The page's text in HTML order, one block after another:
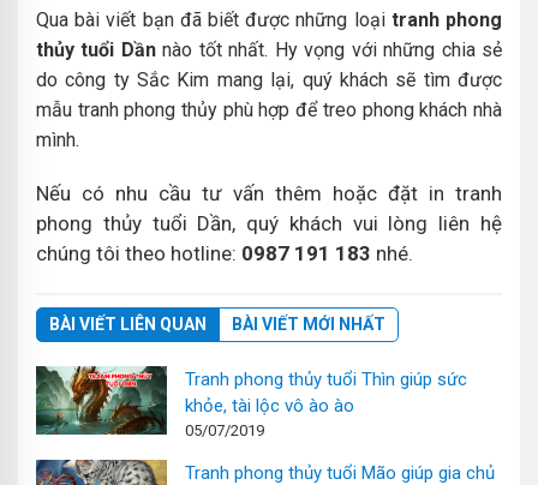
Qua bài viết bạn đã biết được những loại tranh phong
thủy tuổi Dầnnào tốt nhất. Hy vọng với những chia sẻ
do công ty Sắc Kim mang lại, quý khách sẽ tìm được
mẫu tranh phong thủy phù hợp để treo phong khách nhà
mình.
Nếu có nhu cầu tư vấn thêm hoặc đặt in tranh
phong thủy tuổi Dần, quý khách vui lòng liên hệ
chúng tôi theo hotline: 0987 191 183 nhé.
BÀI VIẾT LIÊN QUAN BÀI VIẾT MỚI NHẤT
Tranh phong thủy tuổi Thìn giúp sức
khỏe, tài lộc vô ào ào
05/07/2019
Tranh phong thủy tuổi Mão giúp gia chủ